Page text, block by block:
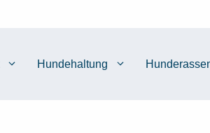
Hundehaltung